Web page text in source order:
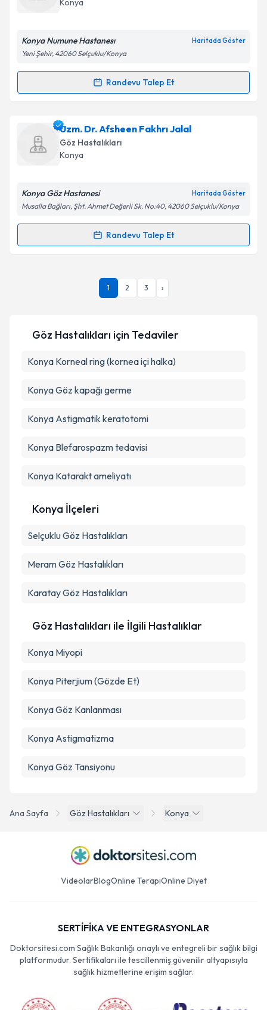
Kişisel verilerimin işlenmesine ilişkin
Metni'ni okudum ve kişisel verilerimin belirtilen
Takvim Talebini Gönder
Konya
Konya Numune Hastanesı Haritada Göster
Yeni Şehir, 42060 Selçuklu/Konya
Randevu Talep Et
Randevu Takvimi Talebi
Dr. Ömer Şan Gençiçin randevu takvimi talebi
oluşturun. Size bu uzmandan randevu almanız için bir
takvim hazırlandığında e-posta ile bilgilendireceğiz.
Kişisel verilerimin işlenmesine ilişkin
Metni'ni okudum ve kişisel verilerimin belirtilen
Takvim Talebini Gönder
Uzm. Dr. Afsheen Fakhrı Jalal
Göz Hastalıkları
Konya
Konya Göz Hastanesi Haritada Göster
Musalla Bağları, Şht. Ahmet Değerli Sk. No:40, 42060 Selçuklu/Konya
Randevu Talep Et
Randevu Takvimi Talebi
Uzm. Dr. Afsheen Fakhrı Jalaliçin randevu takvimi
talebi oluşturun. Size bu uzmandan randevu almanız
E-posta Adresiniz
Kişisel verilerimin işlenmesine ilişkin
kapsamda işlenmesini kabul ediyorum.
1 2 3 ›
Ana Sayfa Göz Hastalıkları Konya
Göz Hastalıkları için Tedaviler
Konya Korneal ring (kornea içi halka)
Konya Göz kapağı germe
Konya Astigmatik keratotomi
Konya Blefarospazm tedavisi
Konya Katarakt ameliyatı
Konya İlçeleri
SelçukluGöz Hastalıkları
MeramGöz Hastalıkları
KaratayGöz Hastalıkları
Göz Hastalıkları ile İlgili Hastalıklar
Konya Miyopi
Konya Piterjium (Gözde Et)
Konya Göz Kanlanması
Konya Astigmatizma
Konya Göz Tansiyonu
VideolarBlogOnline TerapiOnline Diyet
SERTİFİKA VE ENTEGRASYONLAR
Doktorsitesi.com Sağlık Bakanlığı onaylı ve entegreli bir sağlık bilgi
platformudur. Sertifikaları ile tescillenmiş güvenilir altyapısıyla
sağlık hizmetlerine erişim sağlar.